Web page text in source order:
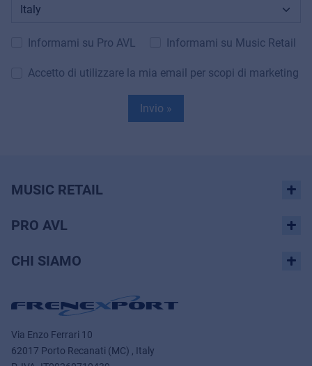
Informami su Pro AVL Informami su Music Retail
Accetto di utilizzare la mia email per scopi di marketing
Invio »
MUSIC RETAIL
PRO AVL
CHI SIAMO
Via Enzo Ferrari 10
62017 Porto Recanati (MC) , Italy